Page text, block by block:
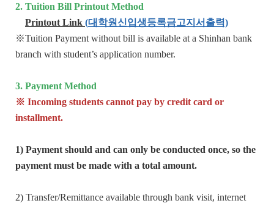
2. Tuition Bill Printout Method
Printout Link (대학원신입생등록금고지서출력)
※Tuition Payment without bill is available at a Shinhan bank
branch with student’s application number.
3. Payment Method
※ Incoming students cannot pay by credit card or
installment.
1) Payment should and can only be conducted once, so the
payment must be made with a total amount.
2) Transfer/Remittance available through bank visit, internet